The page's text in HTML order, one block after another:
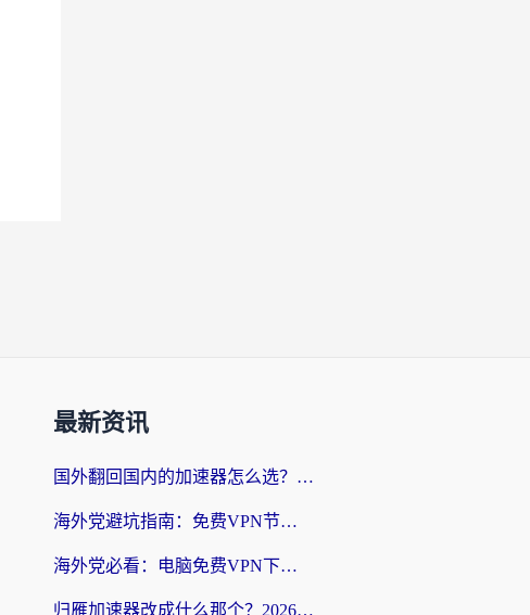
最新资讯
国外翻回国内的加速器怎么选？海外党亲测实用指南，告别地域限制
海外党避坑指南：免费VPN节点真的靠谱吗？教你选对回国加速器无缝访问国内资源
海外党必看：电脑免费VPN下载指南+回国加速器选择全攻略，告别地区限制
归雁加速器改成什么那个？2026海外党回国加速全攻略：告别地区限制，轻松刷剧玩游戏